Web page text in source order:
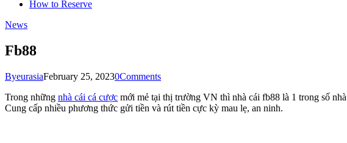
How to Reserve
News
Fb88
ByeurasiaFebruary 25, 20230Comments
Trong những nhà cái cá cược mới mẻ tại thị trường VN thì nhà cái fb88 là 1 trong số
Cung cấp nhiều phương thức gửi tiền và rút tiền cực kỳ mau lẹ, an ninh.